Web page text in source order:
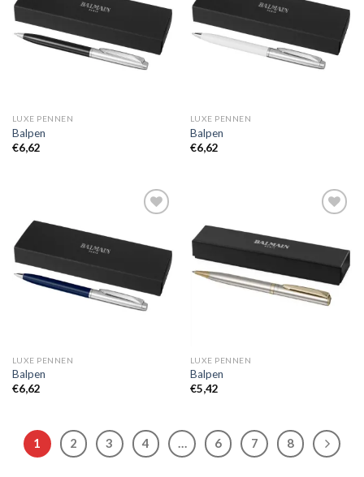
wenslijst
LUXE PENNEN
Balpen
€6,62
wenslijst
LUXE PENNEN
Balpen
€6,62
wenslijst
LUXE PENNEN
Balpen
€6,62
wenslijst
LUXE PENNEN
Balpen
€5,42
1 2 3 4 … 6 7 8